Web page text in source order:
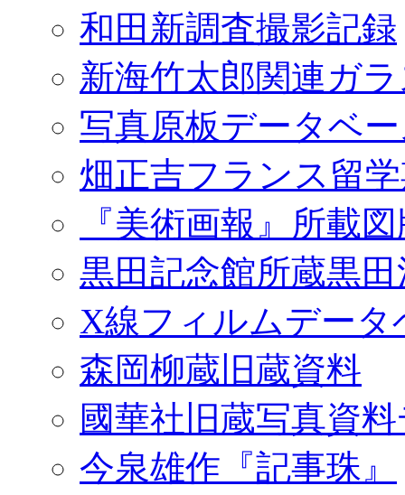
和田新調査撮影記録
新海竹太郎関連ガ
写真原板データベ
畑正吉フランス留
『美術画報』所載
黒田記念館所蔵黒
X線フィルムデータ
森岡柳蔵旧蔵資料
國華社旧蔵写真資
今泉雄作『記事珠』